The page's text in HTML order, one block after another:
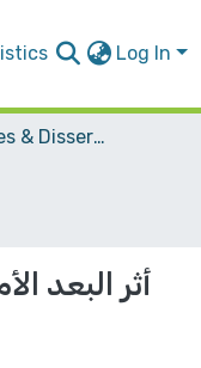
Log In
Student Theses & Dissertations
أثر البعد